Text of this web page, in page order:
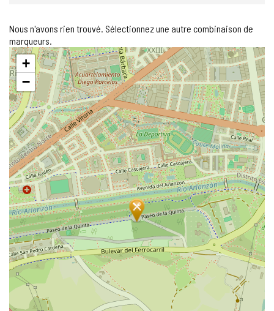
Nous n'avons rien trouvé. Sélectionnez une autre combinaison de
marqueurs.
Sauter
la
carte
+
−